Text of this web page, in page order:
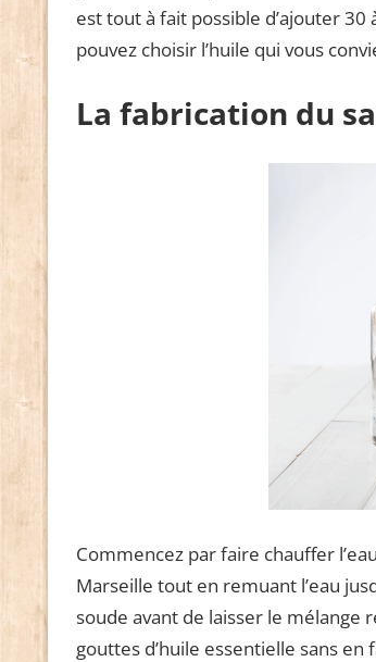
est tout à fait possible d’ajouter 30
pouvez choisir l’huile qui vous
La fabrication du
Commencez par faire chauffer
Marseille tout en remuant l’eau
soude avant de laisser le mélange
gouttes d’huile essentielle sans en